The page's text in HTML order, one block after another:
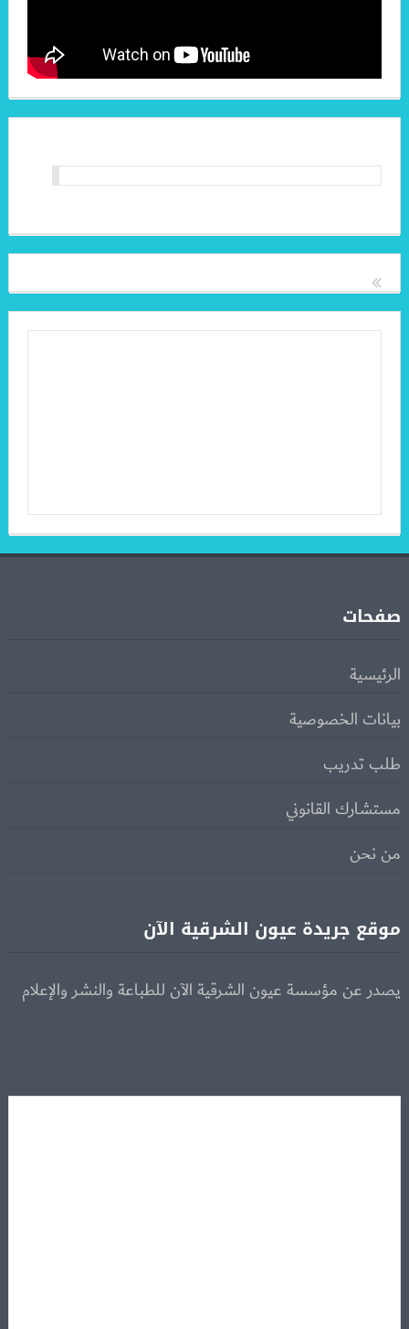
صفحات
الرئيسية
بيانات الخصوصية
طلب تدريب
مستشارك القانوني
من نحن
موقع جريدة عيون الشرقية الآن
يصدر عن مؤسسة عيون الشرقية الآن للطباعة والنشر والإعلام